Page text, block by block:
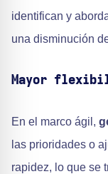
identifican y
una disminución
Mayor
En el marco ágil,
las prioridades o
rapidez, lo que se